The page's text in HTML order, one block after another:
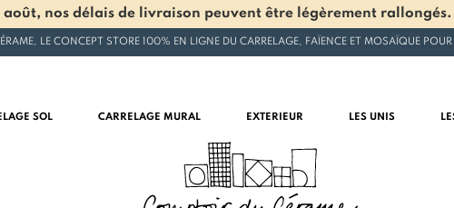
août, nos délais de livraison peuvent être légèrement
LE CONCEPT STORE 100% EN LIGNE DU CARRELAGE, FAÏENCE ET MOSAÏQUE
SOL CARRELAGE MURAL EXTERIEUR LES UNIS